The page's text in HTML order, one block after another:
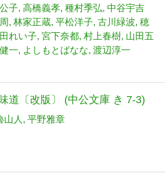
子 高橋義孝 種村季弘 中谷宇吉
林家正蔵 平松洋子 古川緑波 穂
れい子 宮下奈都 村上春樹 山田五
一 よしもとばなな 渡辺淳一
道〔改版〕 (中公文庫 き 7-3)
山人 平野雅章